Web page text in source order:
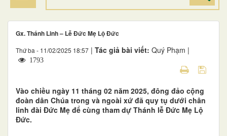
Gx. Thánh Linh – Lễ Đức Mẹ Lộ Đức
Thứ ba - 11/02/2025 18:57 | Tác giả bài viết: Quý Phạm |
1793
Vào chiều ngày 11 tháng 02 năm 2025, đông đảo cộng
đoàn dân Chúa trong và ngoài xứ đã quy tụ dưới chân
linh đài Đức Mẹ để cùng tham dự Thánh lễ Đức Mẹ Lộ
Đức.